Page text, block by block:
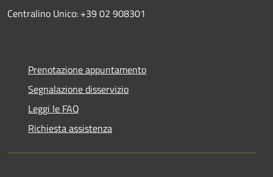
Centralino Unico: +39 02 908301
Prenotazione appuntamento
Segnalazione disservizio
Leggi le FAQ
Richiesta assistenza